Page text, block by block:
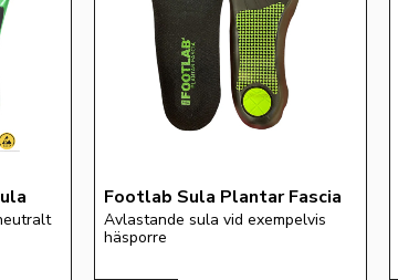
Footlab Sula Plantar Fascia
Avlastande sula vid exempelvis
häsporre